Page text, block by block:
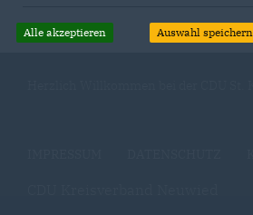
Alle akzeptieren Auswahl speichern